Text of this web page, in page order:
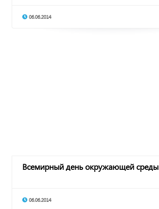
06.06.2014
Всемирный день окружающей среды
06.06.2014